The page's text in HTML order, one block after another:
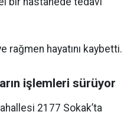
rağmen hayatını kaybetti.
işlemleri sürüyor
2177 Sokak’ta